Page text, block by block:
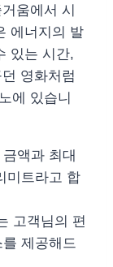
움에서 시
에너지의 발
있는 시간,
영화처럼
에 있습니
액과 최대
미트라고 합
고객님의 편
제공해드